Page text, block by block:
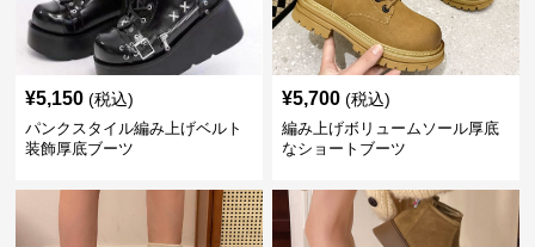
¥5,150 (税込)
パンクスタイル編み上げベルト
装飾厚底ブーツ
¥5,700 (税込)
編み上げボリュームソール厚底
なショートブーツ